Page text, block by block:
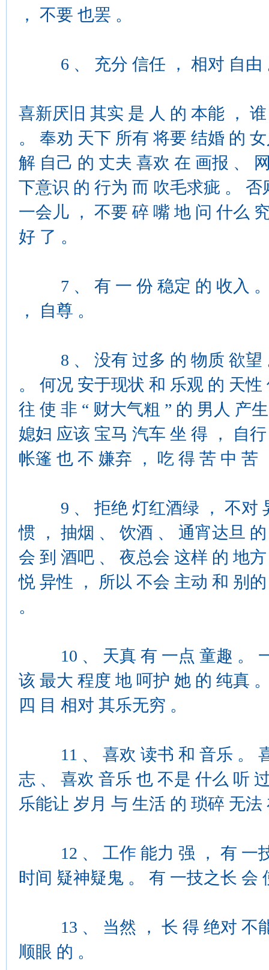
， 不要 也罢 。
6 、 充分 信任 ， 相对 自由
喜新厌旧 其实 是 人 的 本能 ，
。 奉劝 天下 所有 将要 结婚 的
解 自己 的 丈夫 喜欢 在 画报 、
下意识 的 行为 而 吹毛求疵 。
一会儿 ， 不要 碎 嘴 地 问 什么
好 了 。
7 、 有 一 份 稳定 的 收入 。
， 自尊 。
8 、 没有 过多 的 物质 欲望
。 何况 安于现状 和 乐观 的 天
往 使 非 “ 财大气粗 ” 的 男人 产
媳妇 应该 宝马 汽车 坐 得 ， 自
帐篷 也 不 嫌弃 ， 吃 得 苦 中 苦
9 、 拒绝 灯红酒绿 ， 不对
惯 ， 抽烟 、 饮酒 、 通宵达旦
会 到 酒吧 、 夜总会 这样 的 地
悦 异性 ， 所以 不会 主动 和 别
。
10 、 天真 有 一点 童趣 。 一
该 最大 程度 地 呵护 她 的 纯真
四 目 相对 其乐无穷 。
11 、 喜欢 读书 和 音乐 。 喜
志 、 喜欢 音乐 也 不是 什么 听
乐能让 岁月 与 生活 的 琐碎 无
12 、 工作 能力 强 ， 有 一技
时间 疑神疑鬼 。 有 一技之长 会
13 、 当然 ， 长 得 绝对 不能
顺眼 的 。